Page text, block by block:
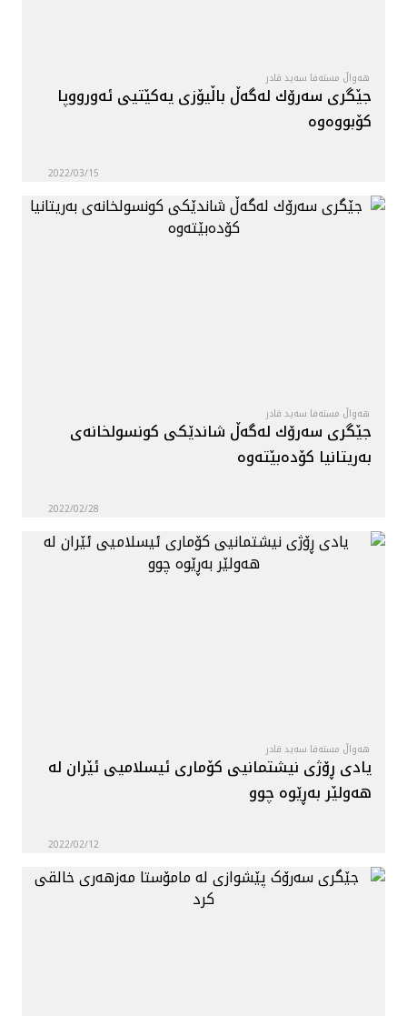
هەواڵ مستەفا سەید قادر
جێگرى سه‌رۆك له‌گه‌ڵ باڵيۆزى يه‌كێتيى ئه‌ورووپا
كۆبووه‌وه‌
2022/03/15
هەواڵ مستەفا سەید قادر
جێگری سه‌رۆك له‌گه‌ڵ شاندێكی كونسولخانه‌ی
به‌ریتانیا كۆده‌بێته‌وه‌
2022/02/28
هەواڵ مستەفا سەید قادر
يادى ڕۆژی نیشتمانیی كۆماری ئیسلامیی ئێران له‌
هه‌ولێر به‌ڕێوه‌ چوو
2022/02/12